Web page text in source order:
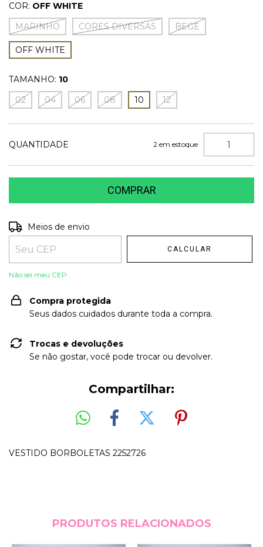
COR: OFF WHITE
MARINHO
CORES DIVERSAS BEGE
OFF WHITE
TAMANHO: 10
02
04 06 08 10 12
QUANTIDADE 2 em estoque
Entregas para o CEP:
Meios de envio
CALCULAR
Não sei meu CEP
Compra protegida
Seus dados cuidados durante toda a compra.
Trocas e devoluções
Se não gostar, você pode trocar ou devolver.
Compartilhar:
VESTIDO BORBOLETAS 2252726
PRODUTOS RELACIONADOS